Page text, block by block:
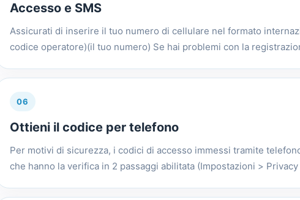
Accesso e SMS
Assicurati di inserire il tuo numero di cellulare nel formato
codice operatore)(il tuo numero) Se hai problemi con la
06
Ottieni il codice per telefono
Per motivi di sicurezza, i codici di accesso immessi tramite
che hanno la verifica in 2 passaggi abilitata (Impostazioni > Privacy